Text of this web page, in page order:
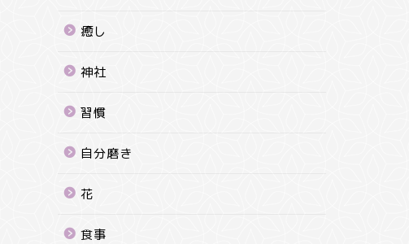
癒し
神社
習慣
自分磨き
花
食事